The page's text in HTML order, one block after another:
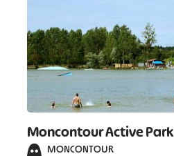
Moncontour Active Park
MONCONTOUR